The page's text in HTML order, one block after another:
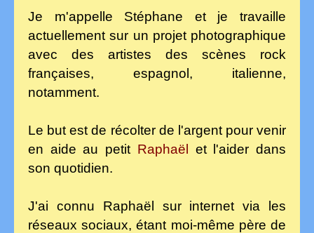
Je m'appelle Stéphane et je travaille
actuellement sur un projet photographique
avec des artistes des scènes rock
françaises, espagnol, italienne,
notamment.
Le but est de récolter de l'argent pour venir
en aide au petit Raphaël et l'aider dans
son quotidien.
J'ai connu Raphaël sur internet via les
réseaux sociaux, étant moi-même père de